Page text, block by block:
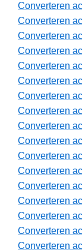
Converteren
Converteren
Converteren
Converteren
Converteren
Converteren
Converteren
Converteren
Converteren
Converteren
Converteren
Converteren
Converteren
Converteren
Converteren
Converteren
Converteren